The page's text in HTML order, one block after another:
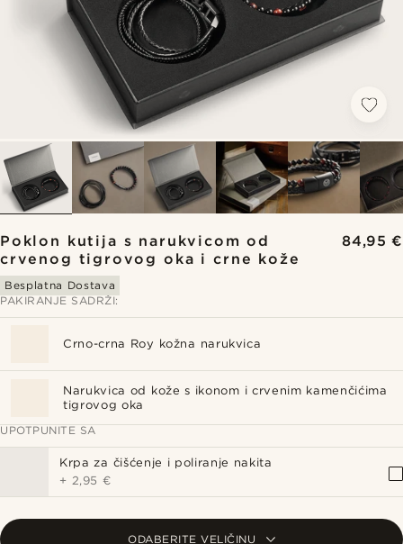
Poklon kutija s narukvicom od
crvenog tigrovog oka i crne kože
84,95 €
Besplatna Dostava
PAKIRANJE SADRŽI:
Crno-crna Roy kožna narukvica
Narukvica od kože s ikonom i crvenim kamenčićima
tigrovog oka
UPOTPUNITE SA
Krpa za čišćenje i poliranje nakita
+ 2,95 €
ODABERITE VELIČINU